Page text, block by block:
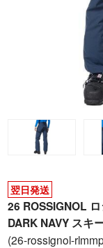
翌日発送
26 ROSSIGNOL
DARK NAVY スキ
(26-rossignol-